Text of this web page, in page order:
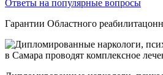
Ответы на популярные вопросы
Гарантии Областного